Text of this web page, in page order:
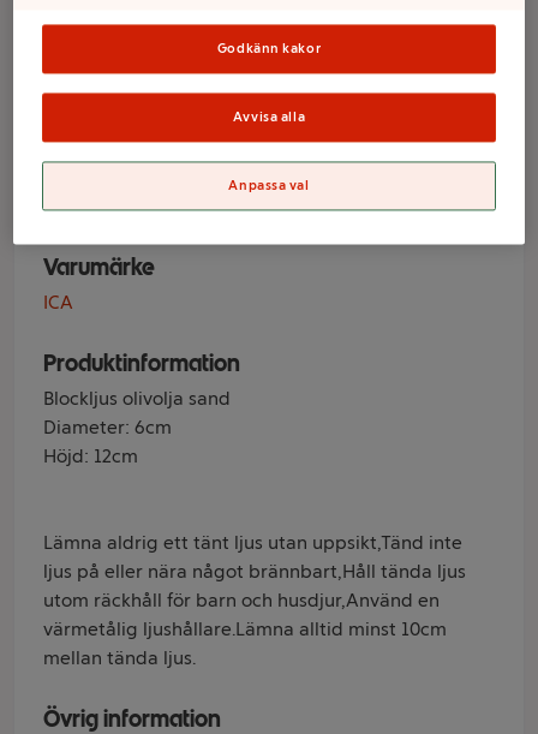
Blockljus olivolja
sand
Varumärke
ICA
Produktinformation
Blockljus olivolja sand
Diameter: 6cm
Höjd: 12cm
Lämna aldrig ett tänt ljus utan uppsikt,Tänd inte
ljus på eller nära något brännbart,Håll tända ljus
utom räckhåll för barn och husdjur,Använd en
värmetålig ljushållare.Lämna alltid minst 10cm
mellan tända ljus.
Övrig information
Godkänn kakor
Avvisa alla
Anpassa val